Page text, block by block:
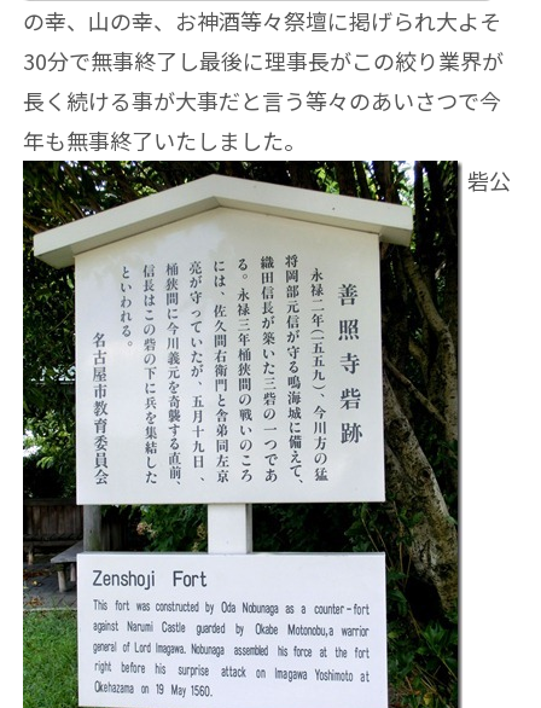
の幸、山の幸、お神酒等々祭壇に掲げられ大よそ
30分で無事終了し最後に理事長がこの絞り業界が
長く続ける事が大事だと言う等々のあいさつで今
年も無事終了いたしました。
砦公